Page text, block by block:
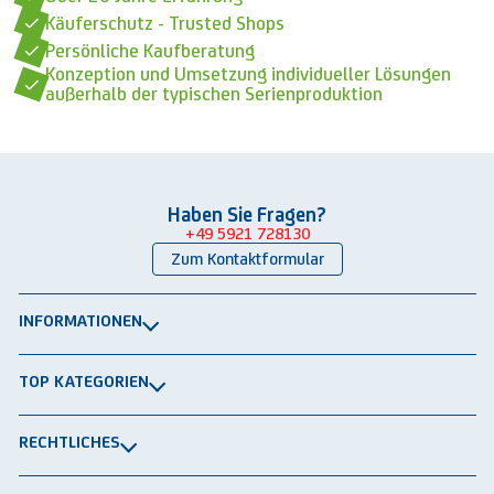
Käuferschutz - Trusted Shops
Persönliche Kaufberatung
Konzeption und Umsetzung individueller Lösungen
außerhalb der typischen Serienproduktion
Haben Sie Fragen?
+49 5921 728130
Zum Kontaktformular
INFORMATIONEN
Newsletter
TOP KATEGORIEN
RECHTLICHES